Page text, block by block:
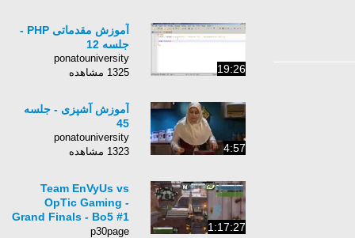
19:26
آموزش مقدماتی PHP -
جلسه 12
ponatouniversity
1325 مشاهده
4:57
آموزش آشپزی - جلسه
45
ponatouniversity
1323 مشاهده
1:17:27
Team EnVyUs vs
OpTic Gaming -
Grand Finals - Bo5 #1
- CWL Championship
p30page